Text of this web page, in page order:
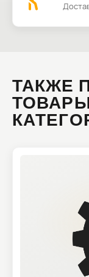
ТАКЖЕ